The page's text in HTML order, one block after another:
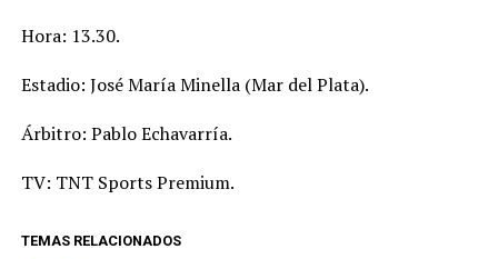
Hora: 13.30.
Estadio: José María Minella (Mar del Plata).
Árbitro: Pablo Echavarría.
TV: TNT Sports Premium.
TEMAS RELACIONADOS